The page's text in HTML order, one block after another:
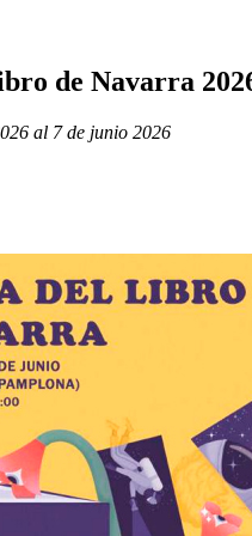
de Navarra
al 7 de junio 2026